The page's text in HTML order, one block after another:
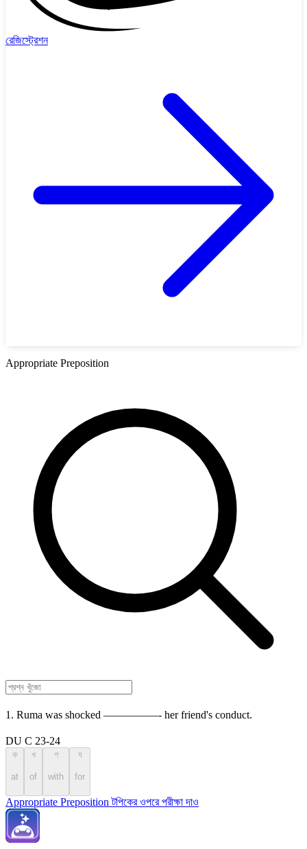
রেজিস্ট্রেশন
Appropriate Preposition
1. Ruma was shocked —————- her friend's conduct.
DU C 23-24
ক
at
খ
of
গ
with
ঘ
for
Appropriate Preposition টপিকের ওপরে পরীক্ষা দাও